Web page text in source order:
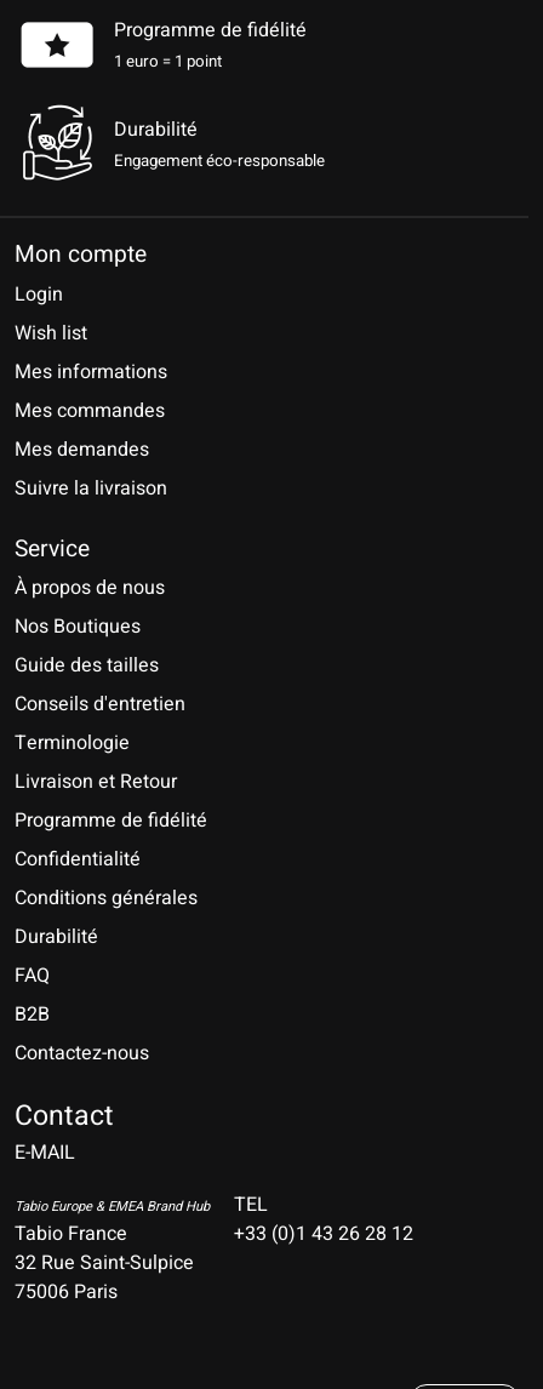
Programme de fidélité
1 euro = 1 point
Durabilité
Engagement éco-responsable
Mon compte
Login
Wish list
Mes informations
Mes commandes
Mes demandes
Suivre la livraison
Service
À propos de nous
Nos Boutiques
Guide des tailles
Conseils d'entretien
Terminologie
Livraison et Retour
Programme de fidélité
Confidentialité
Conditions générales
Durabilité
FAQ
B2B
Contactez-nous
Contact
E-MAIL
Tabio Europe & EMEA Brand Hub
Tabio France
32 Rue Saint-Sulpice
75006 Paris
TEL
+33 (0)1 43 26 28 12